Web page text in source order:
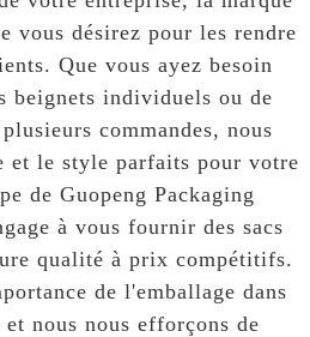
vous désirez pour les rendre
Que vous ayez besoin
beignets individuels ou de
commandes, nous
et le style parfaits pour votre
de Guopeng Packaging
à vous fournir des sacs
qualité à prix compétitifs.
de l'emballage dans
nous nous efforçons de